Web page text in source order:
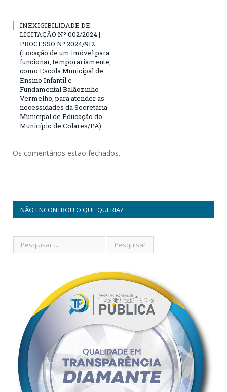
INEXIGIBILIDADE DE
LICITAÇÃO Nº 002/2024 |
PROCESSO Nº 2024/912
(Locação de um imóvel para
funcionar, temporariamente,
como Escola Municipal de
Ensino Infantil e
Fundamental Balãozinho
Vermelho, para atender as
necessidades da Secretaria
Municipal de Educação do
Município de Colares/PA)
Os comentários estão fechados.
NÃO ENCONTROU O QUE QUERIA?